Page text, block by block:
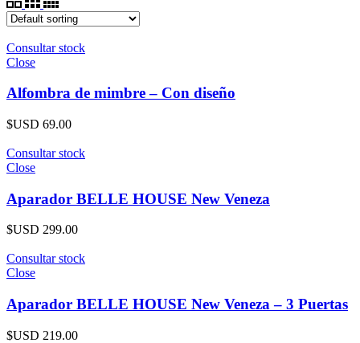
Consultar stock
Close
Alfombra de mimbre – Con diseño
$USD 69.00
Consultar stock
Close
Aparador BELLE HOUSE New Veneza
$USD 299.00
Consultar stock
Close
Aparador BELLE HOUSE New Veneza – 3 Puertas
$USD 219.00